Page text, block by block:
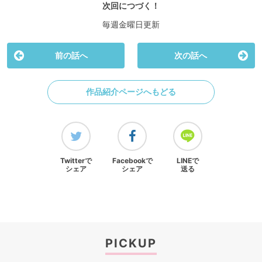
次回につづく！
毎週金曜日更新
前の話へ 次の話へ
作品紹介ページへもどる
Twitterで
シェア
Facebookで
シェア
LINEで
送る
PICKUP